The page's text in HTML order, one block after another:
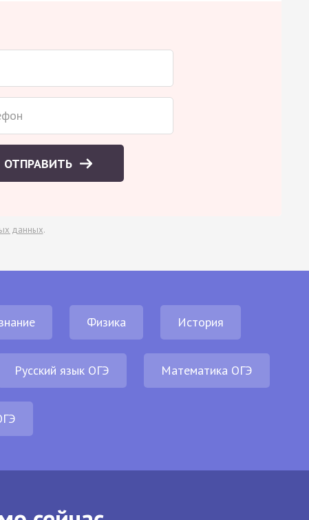
ОТПРАВИТЬ
данных.
Физика История
Русский язык ОГЭ Математика ОГЭ